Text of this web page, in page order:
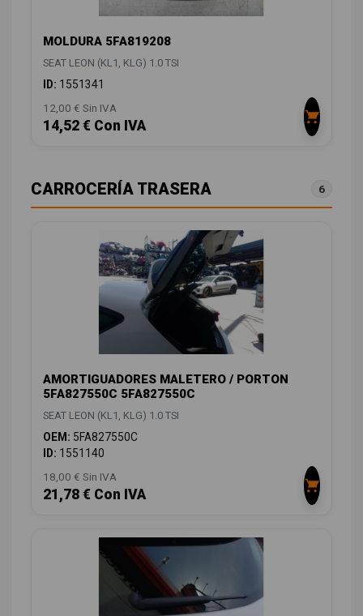
MOLDURA 5FA819208
SEAT LEON (KL1, KLG) 1.0 TSI
ID: 1551341
12,00 € Sin IVA
14,52 € Con IVA
CARROCERÍA TRASERA 6
AMORTIGUADORES MALETERO / PORTON
5FA827550C 5FA827550C
SEAT LEON (KL1, KLG) 1.0 TSI
OEM: 5FA827550C
ID: 1551140
18,00 € Sin IVA
21,78 € Con IVA